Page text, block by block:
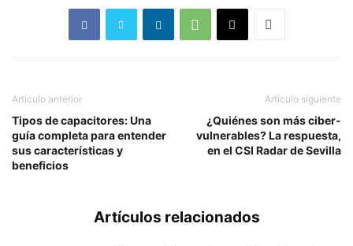
Artículo anterior
Tipos de capacitores: Una
guía completa para entender
sus características y
beneficios
Artículo siguiente
¿Quiénes son más ciber-
vulnerables? La respuesta,
en el CSI Radar de Sevilla
Artículos relacionados